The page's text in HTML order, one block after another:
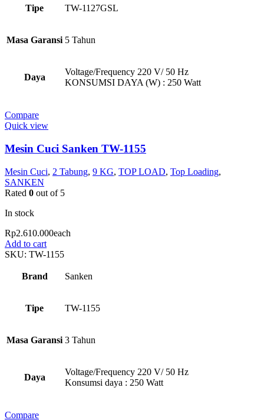
Tipe TW-1127GSL
Masa Garansi 5 Tahun
Daya
Voltage/Frequency 220 V/ 50 Hz
KONSUMSI DAYA (W) : 250 Watt
Compare
Quick view
Mesin Cuci Sanken TW-1155
Mesin Cuci, 2 Tabung, 9 KG, TOP LOAD, Top Loading,
SANKEN
Rated 0 out of 5
In stock
Rp2.610.000each
Add to cart
SKU: TW-1155
Brand Sanken
Tipe TW-1155
Masa Garansi 3 Tahun
Daya
Voltage/Frequency 220 V/ 50 Hz
Konsumsi daya : 250 Watt
Compare